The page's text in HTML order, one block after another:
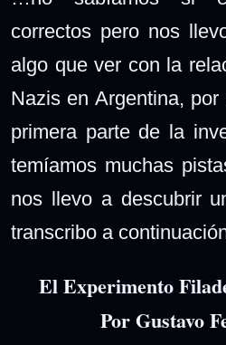
correctos pero nos
algo que ver con la
Nazis en Argentina,
primera parte de la
temíamos muchas
nos llevo a descubrir
transcribo a
El Experimento
Por Gustavo